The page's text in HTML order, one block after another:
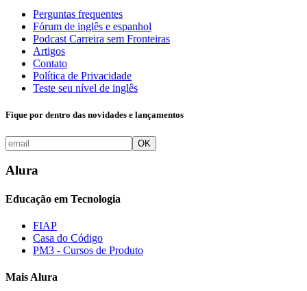
Perguntas frequentes
Fórum de inglês e espanhol
Podcast Carreira sem Fronteiras
Artigos
Contato
Política de Privacidade
Teste seu nível de inglês
Fique por dentro das novidades e lançamentos
OK
Alura
Educação em Tecnologia
FIAP
Casa do Código
PM3 - Cursos de Produto
Mais Alura